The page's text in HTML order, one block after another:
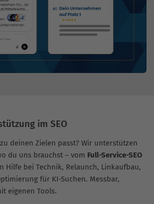
im SEO
deinen Zielen passt? Wir unterstützen
du uns brauchst – vom Full-Service-SEO
Hilfe bei Technik, Relaunch, Linkaufbau,
für KI-Suchen. Messbar,
eigenen Tools.